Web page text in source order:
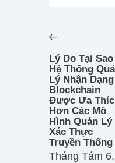
hướng
bài
viết
post:
Lý Do Tại Sao
Hệ Thống
Lý Nhận Dạng
Blockchain
Được Ưa
Hơn Các Mô
Hình Quản Lý
Xác Thực
Truyền Thống
Tháng Tám 6,